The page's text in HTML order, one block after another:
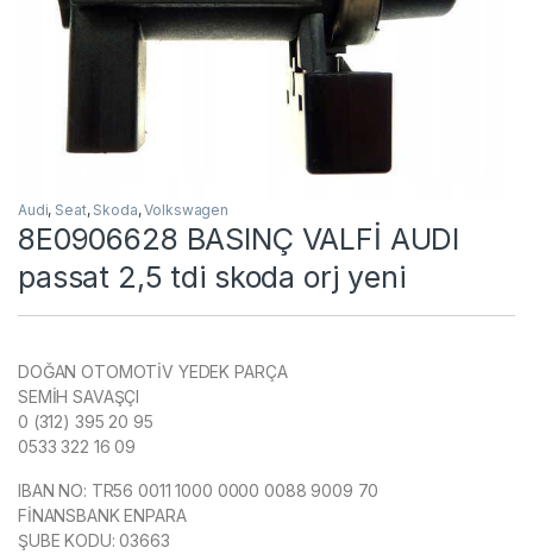
Audi, Seat, Skoda,Volkswagen
8E0906628 BASINÇ VALFİ AUDI
passat 2,5 tdi skoda orj yeni
DOĞAN OTOMOTİV YEDEK PARÇA
SEMİH SAVAŞÇI
0 (312) 395 20 95
0533 322 16 09
IBAN NO: TR56 0011 1000 0000 0088 9009 70
FİNANSBANK ENPARA
ŞUBE KODU: 03663